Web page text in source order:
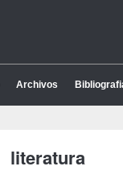
Archivos
literatura